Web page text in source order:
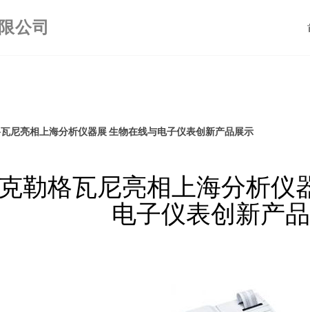
公司
尼亮相上海分析仪器展 生物在线与电子仪表创新产品展示
克勒格瓦尼亮相上海分析仪
电子仪表创新产